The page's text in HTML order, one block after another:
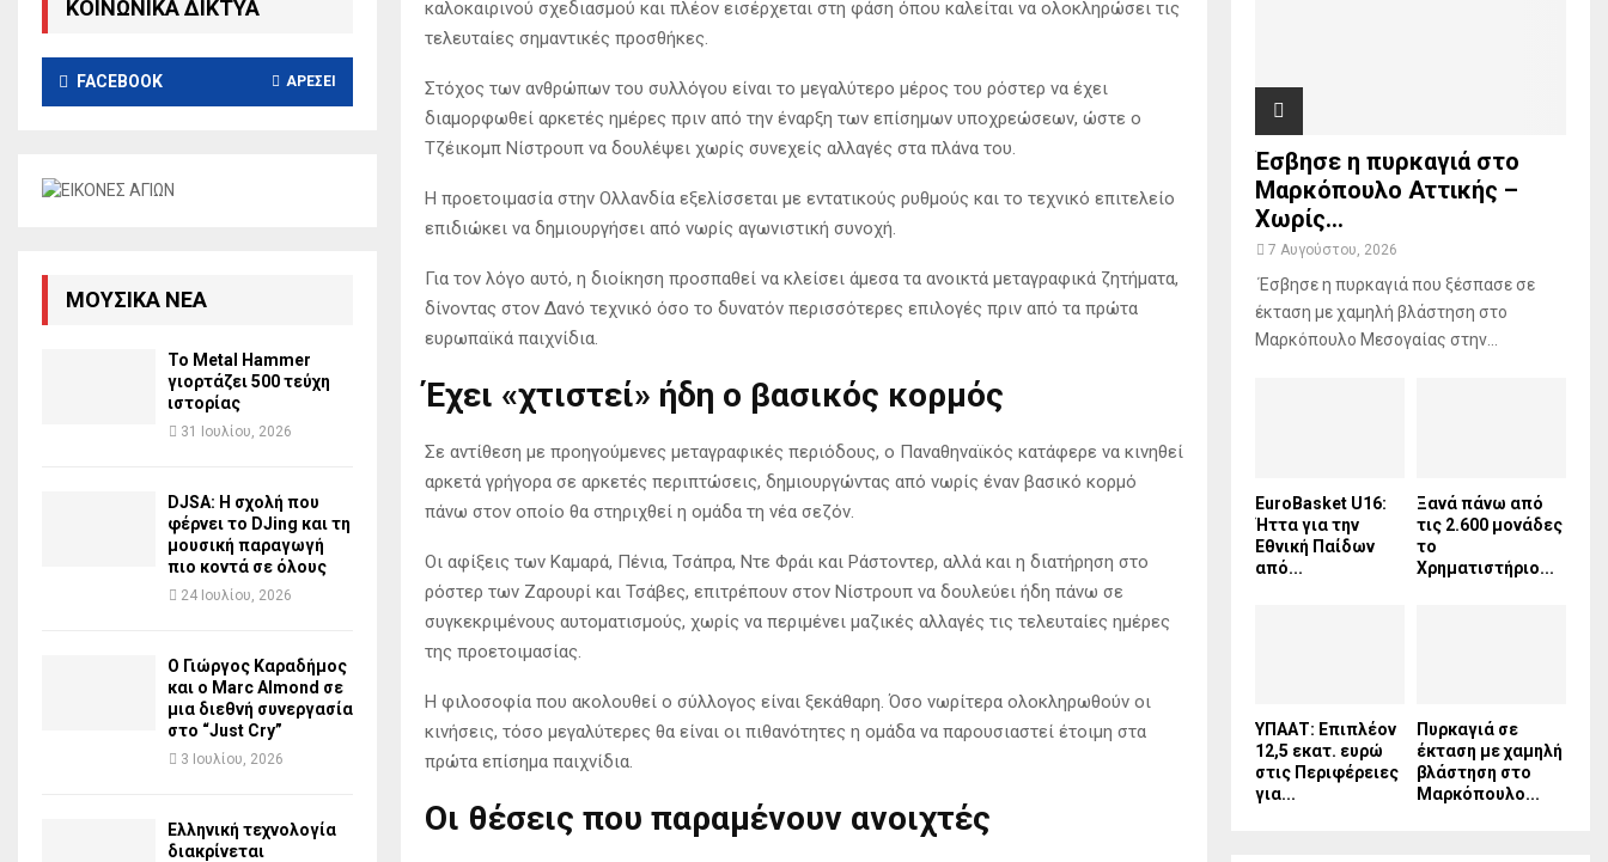
καλοκαιρινού σχεδιασμού και πλέον εισέρχεται στη φάση όπου καλείται να ολοκληρώσει τις
τελευταίες σημαντικές προσθήκες.
Στόχος των ανθρώπων του συλλόγου είναι το μεγαλύτερο μέρος του ρόστερ να έχει
διαμορφωθεί αρκετές ημέρες πριν από την έναρξη των επίσημων υποχρεώσεων, ώστε ο
Τζέικομπ Νίστρουπ να δουλέψει χωρίς συνεχείς αλλαγές στα πλάνα του.
Η προετοιμασία στην Ολλανδία εξελίσσεται με εντατικούς ρυθμούς και το τεχνικό επιτελείο
επιδιώκει να δημιουργήσει από νωρίς αγωνιστική συνοχή.
Για τον λόγο αυτό, η διοίκηση προσπαθεί να κλείσει άμεσα τα ανοικτά μεταγραφικά ζητήματα,
δίνοντας στον Δανό τεχνικό όσο το δυνατόν περισσότερες επιλογές πριν από τα πρώτα
ευρωπαϊκά παιχνίδια.
Έχει «χτιστεί» ήδη ο βασικός κορμός
Σε αντίθεση με προηγούμενες μεταγραφικές περιόδους, ο Παναθηναϊκός κατάφερε να κινηθεί
αρκετά γρήγορα σε αρκετές περιπτώσεις, δημιουργώντας από νωρίς έναν βασικό κορμό
πάνω στον οποίο θα στηριχθεί η ομάδα τη νέα σεζόν.
Οι αφίξεις των Καμαρά, Πένια, Τσάπρα, Ντε Φράι και Ράστοντερ, αλλά και η διατήρηση στο
ρόστερ των Ζαρουρί και Τσάβες, επιτρέπουν στον Νίστρουπ να δουλεύει ήδη πάνω σε
συγκεκριμένους αυτοματισμούς, χωρίς να περιμένει μαζικές αλλαγές τις τελευταίες ημέρες
της προετοιμασίας.
Η φιλοσοφία που ακολουθεί ο σύλλογος είναι ξεκάθαρη. Όσο νωρίτερα ολοκληρωθούν οι
κινήσεις, τόσο μεγαλύτερες θα είναι οι πιθανότητες η ομάδα να παρουσιαστεί έτοιμη στα
πρώτα επίσημα παιχνίδια.
Οι θέσεις που παραμένουν ανοιχτές
ΚΟΙΝΩΝΙΚΑ ΔΙΚΤΥΑ
FACEBOOK ΑΡΈΣΕΙ
ΜΟΥΣΙΚΆ ΝΈΑ
Το Metal Hammer
γιορτάζει 500 τεύχη
ιστορίας
31 Ιουλίου, 2026
DJSA: Η σχολή που
φέρνει το DJing και τη
μουσική παραγωγή
πιο κοντά σε όλους
24 Ιουλίου, 2026
Ο Γιώργος Καραδήμος
και ο Marc Almond σε
μια διεθνή συνεργασία
στο “Just Cry”
3 Ιουλίου, 2026
Ελληνική τεχνολογία
διακρίνεται
Έσβησε η πυρκαγιά στο
Μαρκόπουλο Αττικής –
Χωρίς...
7 Αυγούστου, 2026
Έσβησε η πυρκαγιά που ξέσπασε σε
έκταση με χαμηλή βλάστηση στο
Μαρκόπουλο Μεσογαίας στην...
EuroBasket U16:
Ήττα για την
Εθνική Παίδων
από...
Ξανά πάνω από
τις 2.600 μονάδες
το
Χρηματιστήριο...
ΥΠΑΑΤ: Επιπλέον
12,5 εκατ. ευρώ
στις Περιφέρειες
για...
Πυρκαγιά σε
έκταση με χαμηλή
βλάστηση στο
Μαρκόπουλο...